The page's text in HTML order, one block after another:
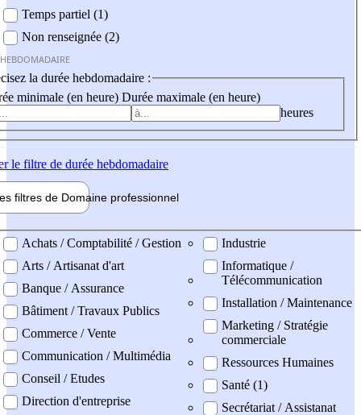
Temps partiel (1)
Non renseignée (2)
la durée hebdomadaire :
minimale (en heure) Durée maximale (en heure)
heures
le filtre de durée hebdomadaire
filtres de Domaine professionnel
professionel
Achats / Comptabilité / Gestion
Arts / Artisanat d'art
Banque / Assurance
Bâtiment / Travaux Publics
Commerce / Vente
Communication / Multimédia
Conseil / Etudes
Direction d'entreprise
Industrie
Informatique /
Télécommunication
Installation / Maintenance
Marketing / Stratégie
commerciale
Ressources Humaines
Santé (1)
Secrétariat / Assistanat